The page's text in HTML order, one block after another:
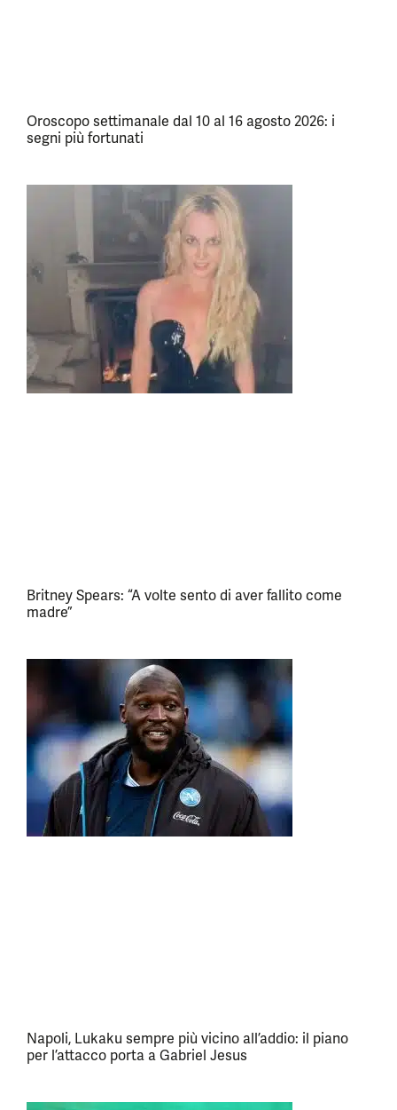
Oroscopo settimanale dal 10 al 16 agosto 2026: i
segni più fortunati
Britney Spears: “A volte sento di aver fallito come
madre”
Napoli, Lukaku sempre più vicino all’addio: il piano
per l’attacco porta a Gabriel Jesus